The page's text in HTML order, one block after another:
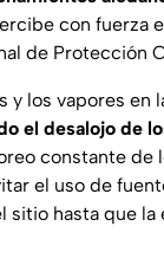
con fuerza
de Protección
los vapores en
el desalojo de
constante de
el uso de
sitio hasta que